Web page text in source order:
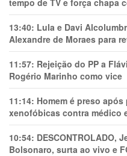
tempo de TV e força chapa
13:40: Lula e Davi
Alexandre de Moraes para
11:57: Rejeição do PP a
Rogério Marinho como vice
11:14: Homem é preso
xenofóbicas contra médico
10:54: DESCONTROLADO,
Bolsonaro, surta ao vivo e